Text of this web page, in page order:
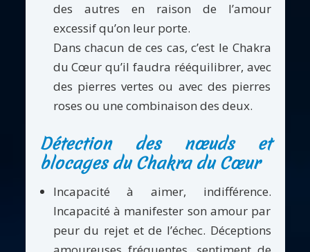
des autres en raison de l’amour
excessif qu’on leur porte.
Dans chacun de ces cas, c’est le Chakra
du Cœur qu’il faudra rééquilibrer, avec
des pierres vertes ou avec des pierres
roses ou une combinaison des deux.
Détection des nœuds et
blocages du Chakra du Cœur
Incapacité à aimer, indifférence.
Incapacité à manifester son amour par
peur du rejet et de l’échec. Déceptions